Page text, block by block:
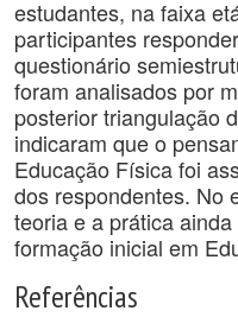
estudantes, na faixa
participantes
questionário
foram analisados por
posterior triangulação
indicaram que o
Educação Física foi
dos respondentes. No
teoria e a prática
formação inicial em
Referências